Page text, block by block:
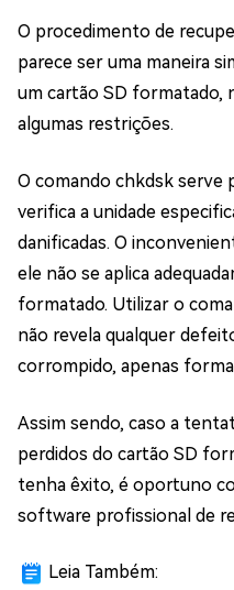
O procedimento de
parece ser uma maneira
um cartão SD formatado,
algumas restrições.
O comando chkdsk serve
verifica a unidade
danificadas. O
ele não se aplica
formatado. Utilizar o
não revela qualquer
corrompido, apenas
Assim sendo, caso a
perdidos do cartão SD
tenha êxito, é oportuno
software profissional de
Leia Também: